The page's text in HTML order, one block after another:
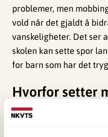
problemer, men
vold når det gjaldt å
vanskeligheter. Det ser
skolen kan sette spor
for barn som har det
Hvorfor setter
vonde spor: